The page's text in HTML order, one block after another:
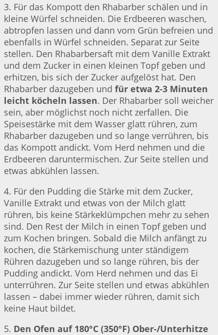
3. Für das Kompott den Rhabarber schälen und in
kleine Würfel schneiden. Die Erdbeeren waschen,
abtropfen lassen und dann vom Grün befreien und
ebenfalls in Würfel schneiden. Separat zur Seite
stellen. Den Rhabarbersaft mit dem Vanille Extrakt
und dem Zucker in einen kleinen Topf geben und
erhitzen, bis sich der Zucker aufgelöst hat. Den
Rhabarber dazugeben und für etwa 2-3 Minuten
leicht köcheln lassen. Der Rhabarber soll weicher
sein, aber möglichst noch nicht zerfallen. Die
Speisestärke mit dem Wasser glatt rühren, zum
Rhabarber dazugeben und so lange verrühren, bis
das Kompott andickt. Vom Herd nehmen und die
Erdbeeren daruntermischen. Zur Seite stellen und
etwas abkühlen lassen.
4. Für den Pudding die Stärke mit dem Zucker,
Vanille Extrakt und etwas von der Milch glatt
rühren, bis keine Stärkeklümpchen mehr zu sehen
sind. Den Rest der Milch in einen Topf geben und
zum Kochen bringen. Sobald die Milch anfängt zu
kochen, die Stärkemischung unter ständigem
Rühren dazugeben und so lange rühren, bis der
Pudding andickt. Vom Herd nehmen und das Ei
unterrühren. Zur Seite stellen und etwas abkühlen
lassen – dabei immer wieder rühren, damit sich
keine Haut bildet.
5. Den Ofen auf 180°C (350°F) Ober-/Unterhitze